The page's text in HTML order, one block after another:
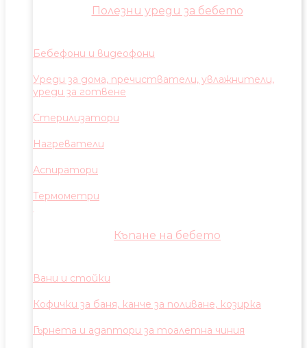
Полезни уреди за бебето
Бебефони и видеофони
Уреди за дома, пречистватели, увлажнители,
уреди за готвене
Стерилизатори
Нагреватели
Аспиратори
Термометри
Къпане на бебето
Вани и стойки
Кофички за баня, канче за поливане, козирка
Гърнета и адаптори за тоалетна чиния